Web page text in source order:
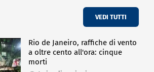
VEDI TUTTI
Rio de Janeiro, raffiche di vento
a oltre cento all'ora: cinque
morti